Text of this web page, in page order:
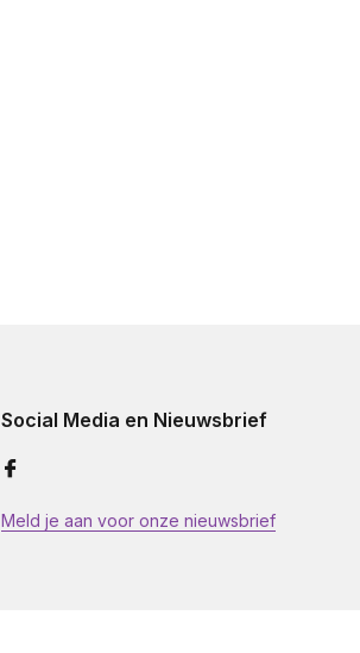
Social Media en Nieuwsbrief
Meld je aan voor onze nieuwsbrief